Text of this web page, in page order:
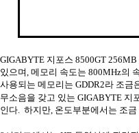
GIGABYTE 지포스 8500GT
있으며, 메모리 속도는 800MHz의
사용되는 메모리는 GDDR2라 조금
무소음을 갖고 있는 GIGABYTE 지
인다. 하지만, 온도부분에서는 조